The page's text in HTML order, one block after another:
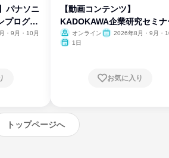
パナソニ
プログラ
・9月・10月
【動画コンテンツ】
KADOKAWA企業研究セミナ
オンライン
2026年8月・9月・
1日
お気に入り
トップページへ